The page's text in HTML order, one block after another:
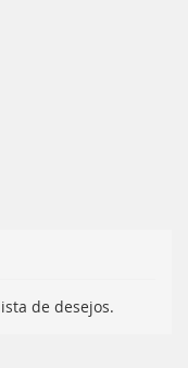
de desejos.